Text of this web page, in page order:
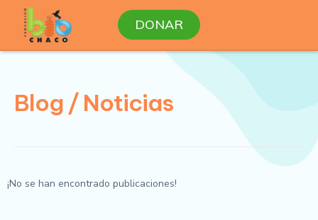
contenido
DONAR
Blog / Noticias
¡No se han encontrado publicaciones!